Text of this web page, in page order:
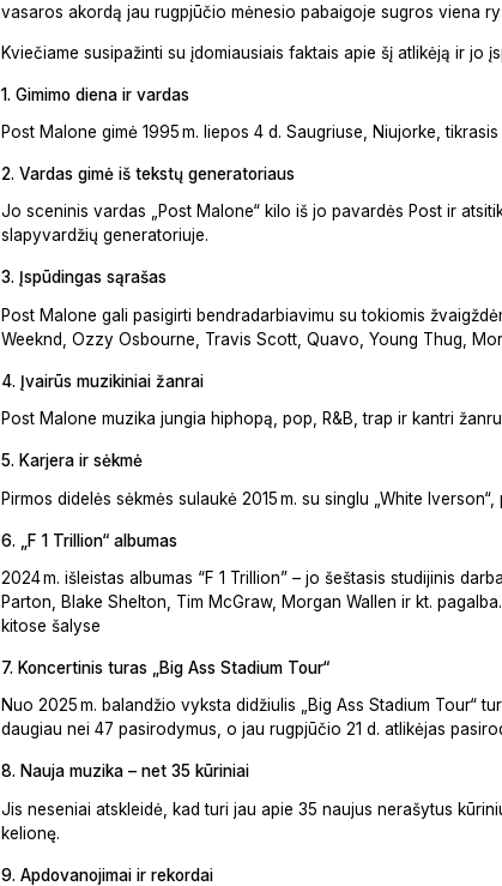
vasaros akordą jau rugpjūčio mėnesio pabaigoje sugros viena
Kviečiame susipažinti su įdomiausiais faktais apie šį atlikėją ir jo
1. Gimimo diena ir vardas
Post Malone gimė 1995 m. liepos 4 d. Saugriuse, Niujorke,
2. Vardas gimė iš tekstų generatoriaus
Jo sceninis vardas „Post Malone“ kilo iš jo pavardės Post ir
slapyvardžių generatoriuje.
3. Įspūdingas sąrašas
Post Malone gali pasigirti bendradarbiavimu su tokiomis
Weeknd, Ozzy Osbourne, Travis Scott, Quavo, Young Thug,
4. Įvairūs muzikiniai žanrai
Post Malone muzika jungia hiphopą, pop, R&B, trap ir kantri
5. Karjera ir sėkmė
Pirmos didelės sėkmės sulaukė 2015 m. su singlu „White
6. „F 1 Trillion“ albumas
2024 m. išleistas albumas “F 1 Trillion” – jo šeštasis studijinis
Parton, Blake Shelton, Tim McGraw, Morgan Wallen ir kt.
kitose šalyse
7. Koncertinis turas „Big Ass Stadium Tour“
Nuo 2025 m. balandžio vyksta didžiulis „Big Ass Stadium Tour“
daugiau nei 47 pasirodymus, o jau rugpjūčio 21 d. atlikėjas
8. Nauja muzika – net 35 kūriniai
Jis neseniai atskleidė, kad turi jau apie 35 naujus nerašytus
kelionę.
9. Apdovanojimai ir rekordai